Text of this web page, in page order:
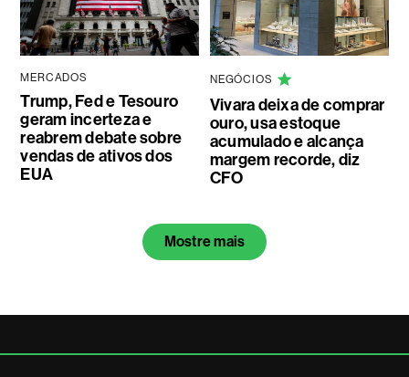
MERCADOS
Trump, Fed e Tesouro
geram incerteza e
reabrem debate sobre
vendas de ativos dos
EUA
NEGÓCIOS
Vivara deixa de comprar
ouro, usa estoque
acumulado e alcança
margem recorde, diz
CFO
Mostre mais